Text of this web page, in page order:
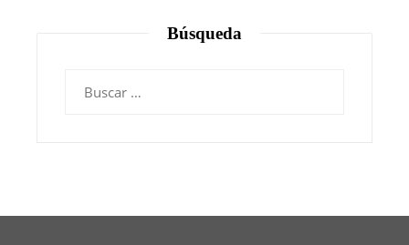
Búsqueda